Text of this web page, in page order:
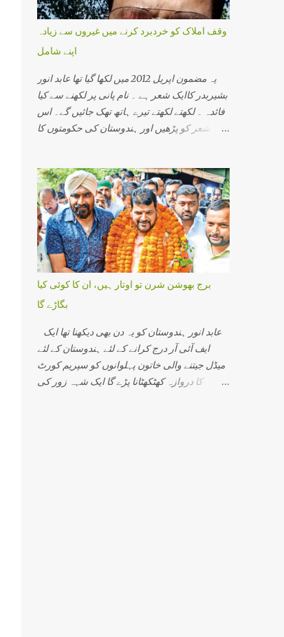
سے وابستہ کئی سینئر پرچارک شامل تھے۔
ہندوستانی انتظامی اور سیکورٹی مشنری کی
سب سے افسوسناک بات یہ ہے کہ وہ کسی ہندو
کو دہشت گرد تسلیم نہیں کرتی۔ ان کے خیال میں
دہشت گردی کے واقعات صرف مسلم نوجوان ہی
انجام دیتے ہیں۔ ورنہ کیا وجہ ہے کہ ہر چھوٹی
بڑی بات پر نظر رکھنے والی خفیہ ایجنسی کو
دھماکے کے بارے میں کچھ معلوم نہیں ہوتایا وہ
میں عین شب برات کی شام میں مہاراشٹر کے
مالیگاؤں میں 29 ستمبر2006 کو موٹر سائیکل کے
ذریعے بم...
وقف املاک کو خردبرد کرنے میں غیروں سے زیادہ
اپنے شامل
یہ مضمون اپریل 2012 میں لکھا گیا تھا عابد انور
بشیربدر کاایک شعر ہے ۔ نام پانی پر لکھنے سے کیا
فائدہ ۔ لکھتے لکھتے تیرے ہاتھ تھک جائیں گے۔ اس
شعر کو پڑھیں اور ہندوستان کی حکومتوں کا
ہے۔ مسلمان جدوجہد کررہے ہیں لیکن حکومت
کے سر جوں تک نہیں رینگ رہی ہے اس کی ایک
وجہ یہ ہے جدوجہد اوردھواں دھارتقریر کرنے
والوں میں سے بعض لوگ چندسکوں کے عوض اپنا
ایمان فروخت کرچکے ہوتے ہیں۔ اگرایسا نہیں
ہوتا تو کوئی وجہ نہیں کہ مسلمانوں کامسئلہ حل
نہ ہو اورحکومت گھٹنے نہ ٹیک دے۔ شاہ بانو کیس
کے سلسلے میں راجیوگاندھی جب کہ وہ دوتہائی
سے زائد نشستوں کے ساتھ حکومت کررہے تھے
جھکنا پڑا تھا۔ اس لئے کہ اس وقت مولانا منت اللہ
رحمانی ، قاضی مجاہد الاسلام قاسمی
اورمولاناابوالحسن علی ندوی میاں رحم اللہ جیسے
بلند پایہ کے عالم دین اوررہنماموجودتھے جنہوں نے
برج بھوشن شرن تو اوتار ہیں، ان کا کوئی کیا
بگاڑے گا
ایف آئی آر درج کرانے کے لئے ہندوستان کے لئے
میڈل جیتنے والی خاتون پہلوانوں کو سپریم کورٹ
کا دروازہ کھٹکھٹانا پڑے گا ایک شہہ زور کی